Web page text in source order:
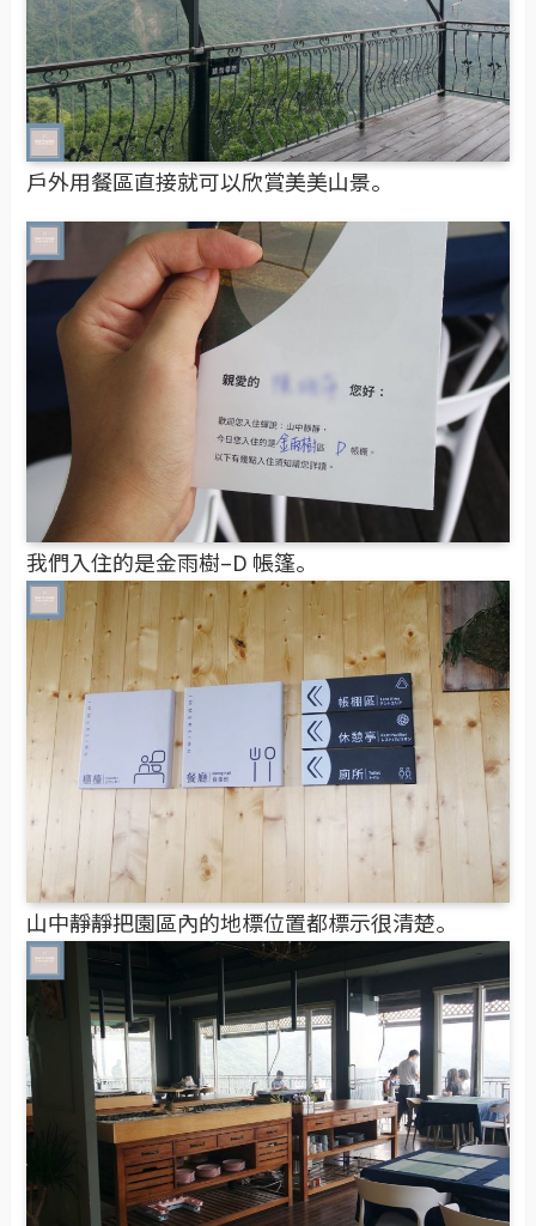
戶外用餐區直接就可以欣賞美美山景。
我們入住的是金雨樹–D 帳篷。
山中靜靜把園區內的地標位置都標示很清楚。